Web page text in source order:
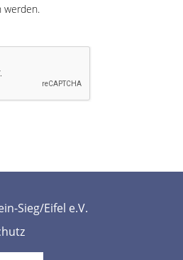
werden.
Sieg/Eifel e.V.